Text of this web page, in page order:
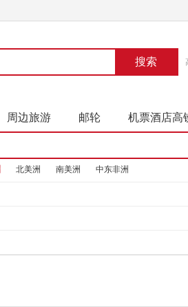
搜索
周边旅游 邮轮 机票酒店高
北美洲 南美洲 中东非洲